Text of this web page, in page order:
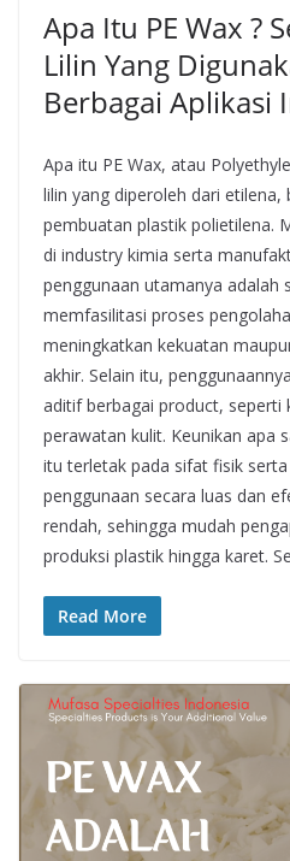
Apa Itu PE Wax ?
Lilin Yang
Berbagai Aplikasi
Apa itu PE Wax, atau
lilin yang diperoleh dari
pembuatan plastik polietilena.
di industry kimia serta
penggunaan utamanya adalah
memfasilitasi proses
meningkatkan kekuatan
akhir. Selain itu,
aditif berbagai product, seperti
perawatan kulit. Keunikan apa
itu terletak pada sifat fisik
penggunaan secara luas dan
rendah, sehingga mudah
produksi plastik hingga karet.
Read More